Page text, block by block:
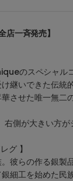
一斉発売】
のスペシャル
継いできた伝統
させた唯一無二
側が大きい方が
グ 】
彼らの作る銀製
細工を始めた民